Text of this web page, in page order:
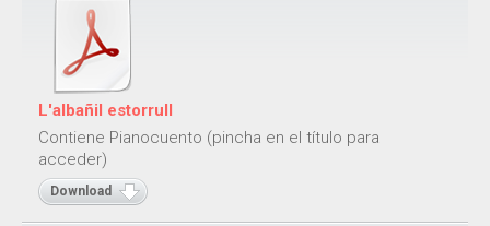
L'albañil estorrull
Contiene Pianocuento (pincha en el título para
acceder)
Download